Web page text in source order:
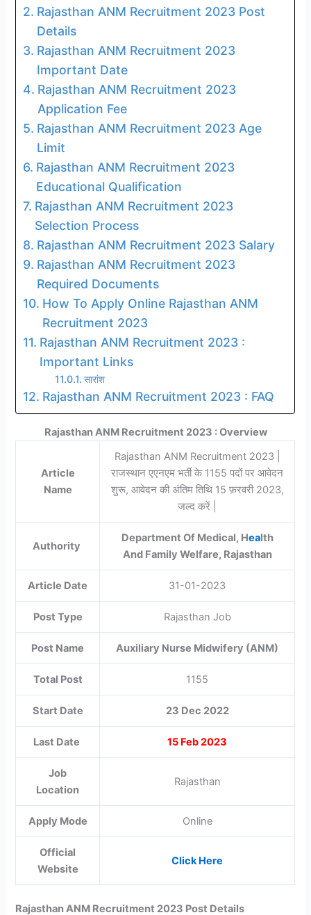
Rajasthan ANM Recruitment 2023 Post
Details
Rajasthan ANM Recruitment 2023
Important Date
Rajasthan ANM Recruitment 2023
Application Fee
Rajasthan ANM Recruitment 2023 Age
Limit
Rajasthan ANM Recruitment 2023
Educational Qualification
Rajasthan ANM Recruitment 2023
Selection Process
Rajasthan ANM Recruitment 2023 Salary
Rajasthan ANM Recruitment 2023
Required Documents
How To Apply Online Rajasthan ANM
Recruitment 2023
Rajasthan ANM Recruitment 2023 :
Important Links
सारांश
Rajasthan ANM Recruitment 2023 : FAQ
Rajasthan ANM Recruitment 2023 : Overview
Article
Name
Rajasthan ANM Recruitment 2023 |
राजस्थान एएनएम भर्ती के 1155 पदों पर आवेदन
शुरू, आवेदन की अंतिम तिथि 15 फ़रवरी 2023,
जल्द करें |
Authority
Department Of Medical, Health
And Family Welfare, Rajasthan
Article Date 31-01-2023
Post Type Rajasthan Job
Post Name Auxiliary Nurse Midwifery (ANM)
Total Post 1155
Start Date 23 Dec 2022
Last Date 15 Feb 2023
Job
Location
Rajasthan
Apply Mode Online
Official
Website
Click Here
Rajasthan ANM Recruitment 2023 Post Details